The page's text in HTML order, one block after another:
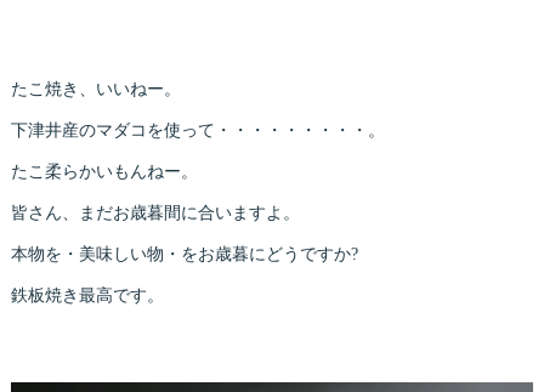
たこ焼き、いいねー。
下津井産のマダコを使って・・・・・・・・・。
たこ柔らかいもんねー。
皆さん、まだお歳暮間に合いますよ。
本物を・美味しい物・をお歳暮にどうですか?
鉄板焼き最高です。